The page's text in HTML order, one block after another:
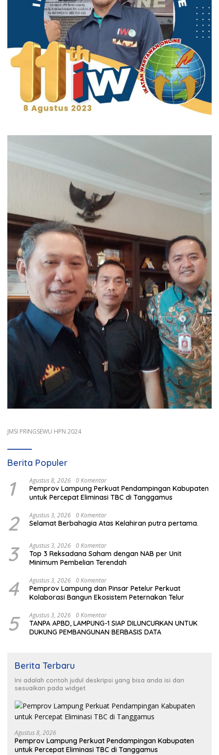
JMSI PRINGSEWU HPN 2024
Berita Populer
1 Agustus 8, 2026 0 Komentar
Pemprov Lampung Perkuat Pendampingan Kabupaten
untuk Percepat Eliminasi TBC di Tanggamus
2 Agustus 3, 2026 0 Komentar
Selamat Berbahagia Atas Kelahiran putra pertama.
3 Agustus 3, 2026 0 Komentar
Top 3 Reksadana Saham dengan NAB per Unit
Minimum Pembelian Terendah
4 Agustus 3, 2026 0 Komentar
Pemprov Lampung dan Pinsar Petelur Perkuat
Kolaborasi Bangun Ekosistem Peternakan Telur
5 Agustus 3, 2026 0 Komentar
TANPA APBD, LAMPUNG-1 SIAP DILUNCURKAN UNTUK
DUKUNG PEMBANGUNAN BERBASIS DATA
Berita Terbaru
Ini adalah contoh judul deskripsi yang bisa anda isi dan
sesuaikan pada widget
Agustus 8, 2026
Pemprov Lampung Perkuat Pendampingan Kabupaten
untuk Percepat Eliminasi TBC di Tanggamus